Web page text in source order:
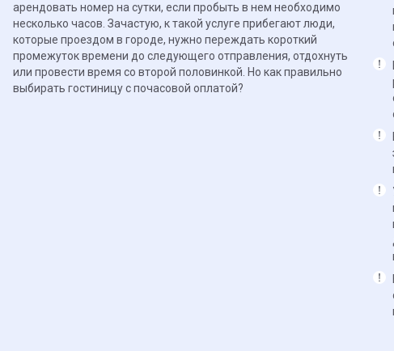
арендовать номер на сутки, если пробыть в нем необходимо
несколько часов. Зачастую, к такой услуге прибегают люди,
которые проездом в городе, нужно переждать короткий
промежуток времени до следующего отправления, отдохнуть
или провести время со второй половинкой. Но как правильно
выбирать гостиницу с почасовой оплатой?